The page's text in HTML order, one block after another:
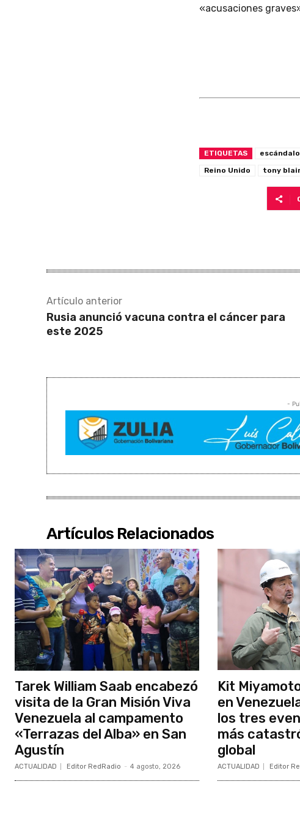
«acusaciones
ETIQUETAS escándalo
Reino Unido
tony blair
Artículo anterior
Rusia anunció vacuna contra el cáncer para
este 2025
-
Artículos Relacionados
Tarek William Saab encabezó
visita de la Gran Misión Viva
Venezuela al campamento
«Terrazas del Alba» en San
Agustín
ACTUALIDAD Editor RedRadio - 4 agosto, 2026
Kit
en
los tres
más
global
ACTUALIDAD Editor